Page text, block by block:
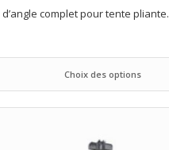
complet pour tente pliante.
Choix des options